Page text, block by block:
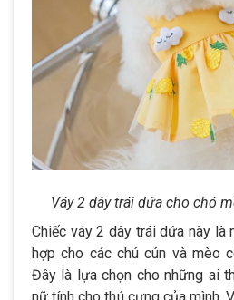
Váy 2 dây trái dứa cho chó
Chiếc váy 2 dây trái dứa này là
hợp cho các chú cún và mèo
Đây là lựa chọn cho những ai